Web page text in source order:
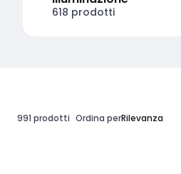
618 prodotti
991 prodotti Ordina per